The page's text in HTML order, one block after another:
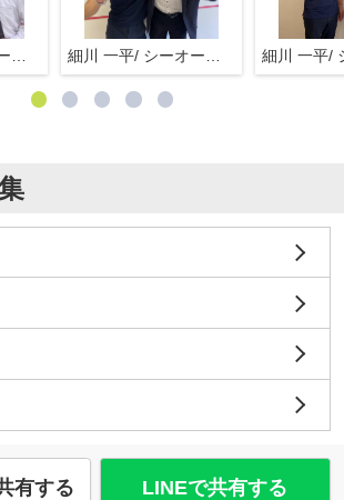
有する LINEで共有する